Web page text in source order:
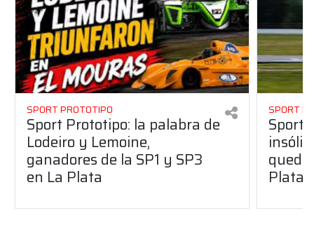
SPORT PROTOTIPO
Sport Prototipo: la palabra de
Lodeiro y Lemoine,
ganadores de la SP1 y SP3
en La Plata
SPORT
Sport
Plata